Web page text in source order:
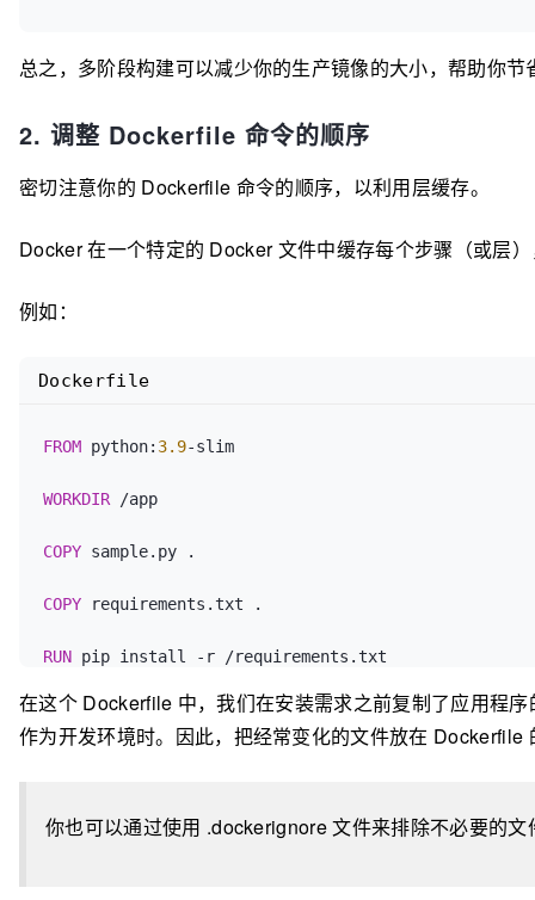
总之，多阶段构建可以减少你的生产镜像的大小，帮助你
2. 调整 Dockerfile 命令的顺序
密切注意你的 Dockerfile 命令的顺序，以利用层缓存。
Docker 在一个特定的 Docker 文件中缓存每个步骤（或层
例如：
FROM python: 3.9-slim
WORKDIR /app
COPY sample.py .
COPY requirements.txt .
RUN pip install -r /requirements.txt
Dockerfile
在这个 Dockerfile 中，我们在安装需求之前复制了应用程
作为开发环境时。因此，把经常变化的文件放在 Dockerfile
你也可以通过使用 .dockerignore 文件来排除不必要的